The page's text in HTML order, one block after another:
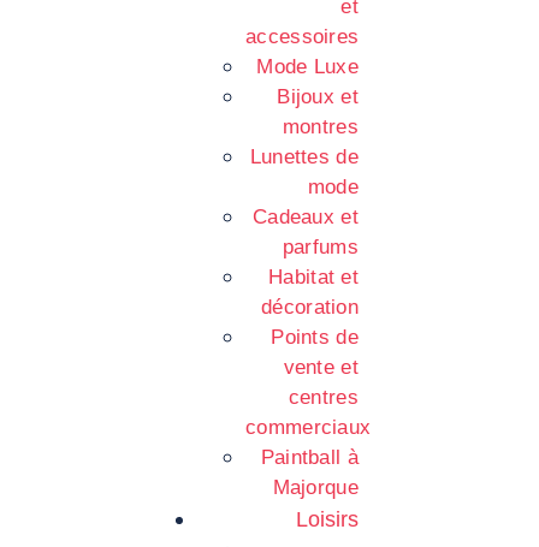
et
accessoires
Mode Luxe
Bijoux et
montres
Lunettes de
mode
Cadeaux et
parfums
Habitat et
décoration
Points de
vente et
centres
commerciaux
Paintball à
Majorque
Loisirs